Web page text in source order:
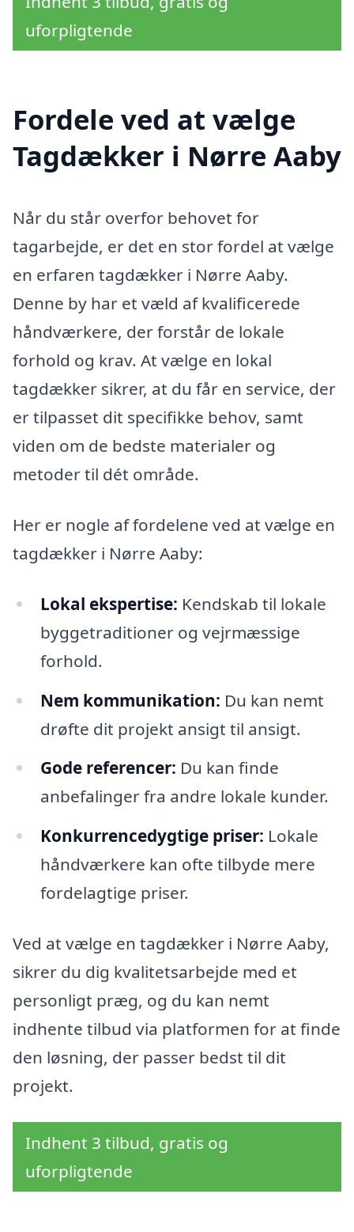
uforpligtende
Fordele ved at vælge
Tagdækker i Nørre Aaby
Når du står overfor behovet for
tagarbejde, er det en stor fordel at vælge
en erfaren tagdækker i Nørre Aaby.
Denne by har et væld af kvalificerede
håndværkere, der forstår de lokale
forhold og krav. At vælge en lokal
tagdækker sikrer, at du får en service, der
er tilpasset dit specifikke behov, samt
viden om de bedste materialer og
metoder til dét område.
Her er nogle af fordelene ved at vælge en
tagdækker i Nørre Aaby:
Lokal ekspertise: Kendskab til lokale
byggetraditioner og vejrmæssige
forhold.
Nem kommunikation: Du kan nemt
drøfte dit projekt ansigt til ansigt.
Gode referencer: Du kan finde
anbefalinger fra andre lokale kunder.
Konkurrencedygtige priser: Lokale
håndværkere kan ofte tilbyde mere
fordelagtige priser.
Ved at vælge en tagdækker i Nørre Aaby,
sikrer du dig kvalitetsarbejde med et
personligt præg, og du kan nemt
indhente tilbud via platformen for at finde
den løsning, der passer bedst til dit
projekt.
Indhent 3 tilbud, gratis og
uforpligtende